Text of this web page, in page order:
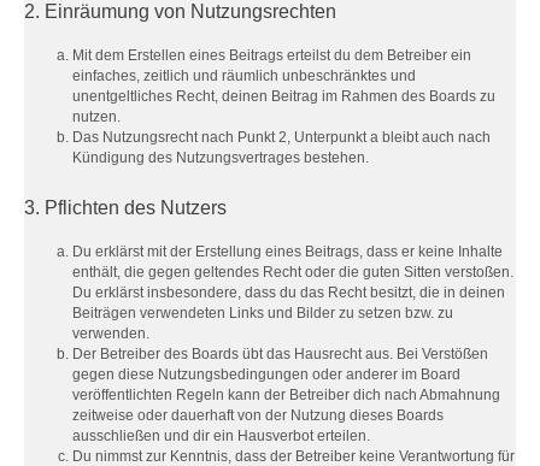
2. Einräumung von Nutzungsrechten
Mit dem Erstellen eines Beitrags erteilst du dem Betreiber ein
einfaches, zeitlich und räumlich unbeschränktes und
unentgeltliches Recht, deinen Beitrag im Rahmen des Boards zu
nutzen.
Das Nutzungsrecht nach Punkt 2, Unterpunkt a bleibt auch nach
Kündigung des Nutzungsvertrages bestehen.
3. Pflichten des Nutzers
Du erklärst mit der Erstellung eines Beitrags, dass er keine Inhalte
enthält, die gegen geltendes Recht oder die guten Sitten verstoßen.
Du erklärst insbesondere, dass du das Recht besitzt, die in deinen
Beiträgen verwendeten Links und Bilder zu setzen bzw. zu
verwenden.
Der Betreiber des Boards übt das Hausrecht aus. Bei Verstößen
gegen diese Nutzungsbedingungen oder anderer im Board
veröffentlichten Regeln kann der Betreiber dich nach Abmahnung
zeitweise oder dauerhaft von der Nutzung dieses Boards
ausschließen und dir ein Hausverbot erteilen.
Du nimmst zur Kenntnis, dass der Betreiber keine Verantwortung für